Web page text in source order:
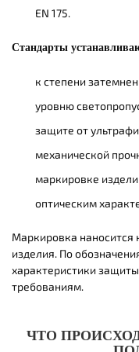
EN 175.
Стандарты
к степени
уровню
защите от
механической
маркировке
оптическим
Маркировка наносится
изделия. По
характеристики
требованиям.
ЧТО